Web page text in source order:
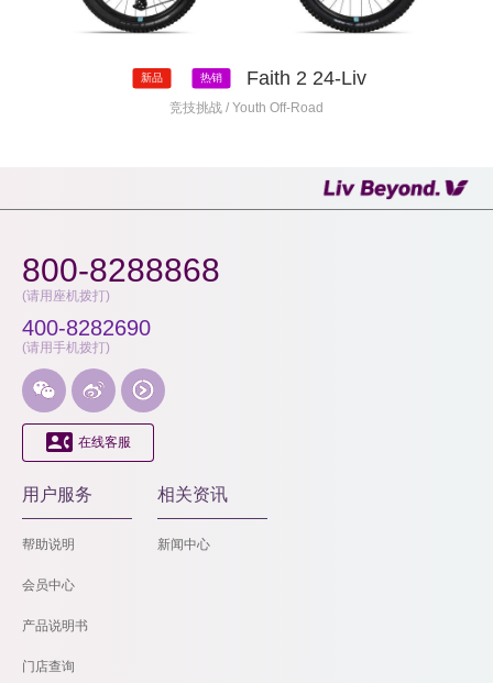
新品 热销 Faith 2 24-Liv
竞技挑战 / Youth Off-Road
800-8288868
(请用座机拨打)
400-8282690
(请用手机拨打)
  
 在线客服
用户服务
帮助说明
会员中心
产品说明书
门店查询
相关资讯
新闻中心